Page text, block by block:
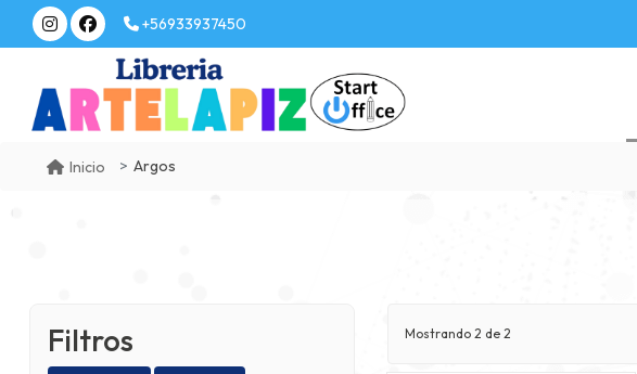
+56933937450
Inicio Argos
Filtros Mostrando 2 de 2